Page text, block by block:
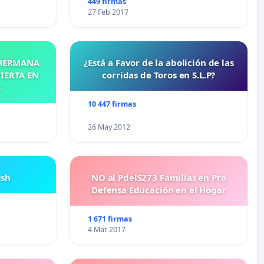
27 Feb 2017
EN
¿Está a Favor de la abolición de las
corridas de Toros en S.L.P?
10 447 firmas
26 May 2012
NO al PdelS273 Familias en Pro
Defensa Educación en el Hogar
1 671 firmas
4 Mar 2017